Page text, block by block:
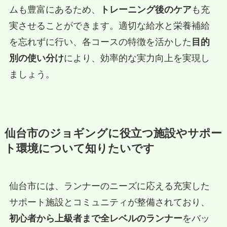
ムも豊富にあるため、
トレーニング後のケアも充
実させることができます。適切な給水と栄養補給
を忘れずに行い、各コースの特徴を活かした 目的
別の使い分けにより、効率的な実力向上を実現し
ましょう。
仙台市のジョギングに役立つ施設やサポー
ト環境について知りたいです
仙台市には、ランナーのニーズに応える充実した
サポート施設とコミュニティが整備されており、
初心者から上級者まで全レベルのランナーをバッ